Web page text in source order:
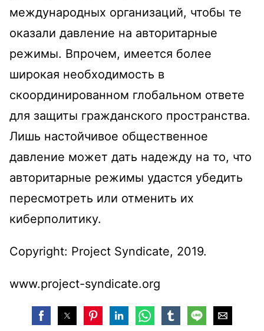
международных организаций, чтобы те
оказали давление на авторитарные
режимы. Впрочем, имеется более
широкая необходимость в
скоординированном глобальном ответе
для защиты гражданского пространства.
Лишь настойчивое общественное
давление может дать надежду на то, что
авторитарные режимы удастся убедить
пересмотреть или отменить их
киберполитику.
Copyright: Project Syndicate, 2019.
www.project-syndicate.org